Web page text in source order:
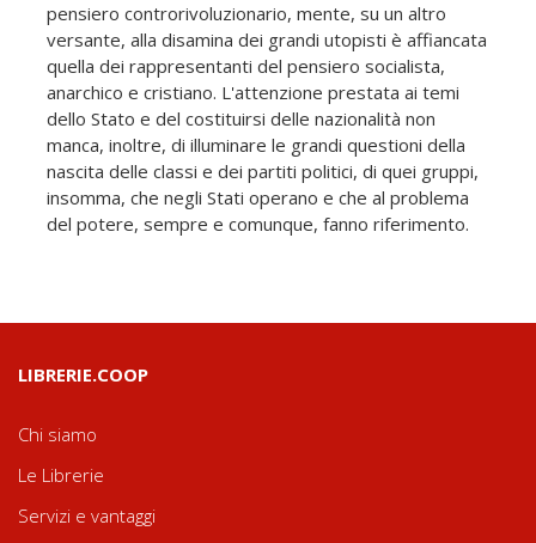
pensiero controrivoluzionario, mente, su un altro
versante, alla disamina dei grandi utopisti è affiancata
quella dei rappresentanti del pensiero socialista,
anarchico e cristiano. L'attenzione prestata ai temi
dello Stato e del costituirsi delle nazionalità non
manca, inoltre, di illuminare le grandi questioni della
nascita delle classi e dei partiti politici, di quei gruppi,
insomma, che negli Stati operano e che al problema
del potere, sempre e comunque, fanno riferimento.
LIBRERIE.COOP
Chi siamo
Le Librerie
Servizi e vantaggi